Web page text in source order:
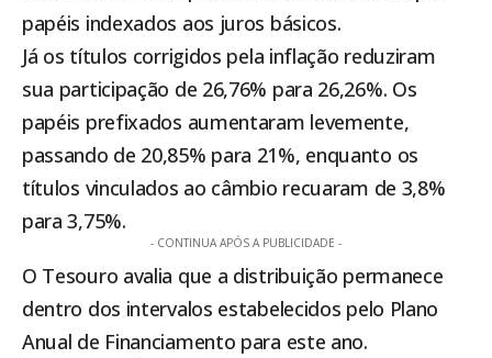
papéis indexados aos juros básicos.
Já os títulos corrigidos pela inflação reduziram
sua participação de 26,76% para 26,26%. Os
papéis prefixados aumentaram levemente,
passando de 20,85% para 21%, enquanto os
títulos vinculados ao câmbio recuaram de 3,8%
para 3,75%.
- CONTINUA APÓS A PUBLICIDADE -
O Tesouro avalia que a distribuição permanece
dentro dos intervalos estabelecidos pelo Plano
Anual de Financiamento para este ano.